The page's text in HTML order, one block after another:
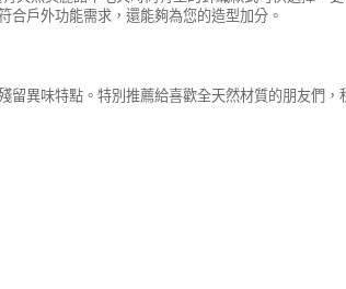
戶外功能需求，還能夠為您的造型加分。
異味特點。特別推薦給喜歡全天然材質的朋友們，